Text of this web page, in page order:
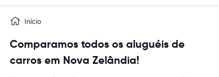
Início
Comparamos todos os aluguéis de
carros em Nova Zelândia!